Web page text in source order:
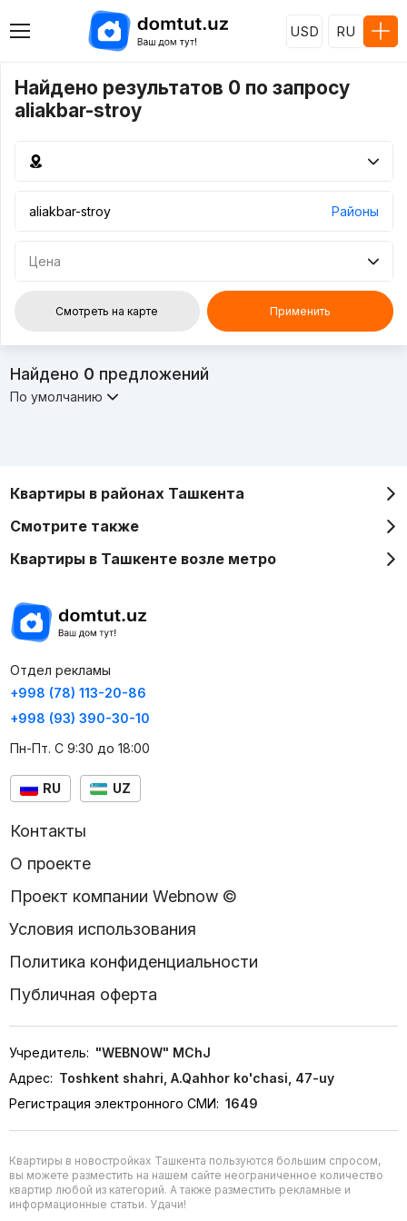
USD RU
Найдено результатов 0 по запросу
aliakbar-stroy
Районы
Цена
Смотреть на карте Применить
Найдено 0 предложений
По умолчанию
Квартиры в районах Ташкента
Смотрите также
Квартиры в Ташкенте возле метро
Отдел рекламы
+998 (78) 113-20-86
+998 (93) 390-30-10
Пн-Пт. С 9:30 до 18:00
RU UZ
Контакты
О проекте
Проект компании Webnow ©
Условия использования
Политика конфиденциальности
Публичная оферта
Учредитель: "WEBNOW" MChJ
Адрес: Toshkent shahri, A.Qahhor ko'chasi, 47-uy
Регистрация электронного СМИ: 1649
Квартиры в новостройках Ташкента пользуются большим спросом,
вы можете разместить на нашем сайте неограниченное количество
квартир любой из категорий. А также разместить рекламные и
информационные статьи. Удачи!